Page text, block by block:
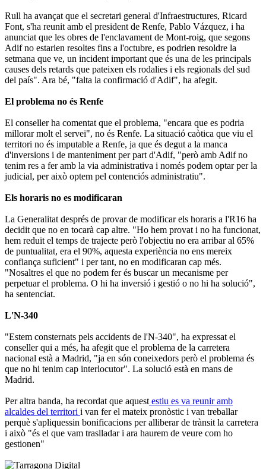
Rull ha avançat que el secretari general d'Infraestructures, Ricard
Font, s'ha reunit amb el president de Renfe, Pablo Vázquez, i ha
anunciat que les obres de l'enclavament de Mont-roig, que segons
Adif no estarien resoltes fins a l'octubre, es podrien resoldre la
setmana que ve, un incident important que és una de les principals
causes dels retards que pateixen els rodalies i els regionals del sud
del país". Ara bé, "falta la confirmació d'Adif", ha afegit.
El problema no és Renfe
El conseller ha comentat que el problema, "encara que es podria
millorar molt el servei", no és Renfe. La situació caòtica que viu el
territori no és imputable a Renfe, ja que és degut a la manca
d'inversions i de manteniment per part d'Adif, "però amb Adif no
tenim res a fer amb la via administrativa i només podem optar per la
judicial, per això optem pel contenciós administratiu".
Els horaris no es modificaran
La Generalitat després de provar de modificar els horaris a l'R16 ha
decidit que no en tocarà cap altre. "Ho hem provat i no ha funcionat,
hem reduït el temps de trajecte però l'objectiu no era arribar al 65%
de puntualitat, era el 90%, aquesta experiència no ens mereix
confiança suficient" i per tant, no en modificaran cap més.
"Nosaltres el que no podem fer és buscar un mecanisme per
perpetuar el problema. O hi ha inversió i gestió o no hi ha solució",
ha sentenciat.
L'N-340
"Estem consternats pels accidents de l'N-340", ha expressat el
conseller qui a més, ha afegit que el problema de la carretera
nacional està a Madrid, "ja en són coneixedors però el problema és
que no hi tenim cap interlocutor". La solució està en mans de
Madrid.
Per altra banda, ha recordat que aquest estiu es va reunir amb
alcaldes del territori i van fer el mateix pronòstic i van treballar
perquè s'apliquessin bonificacions per alliberar de trànsit la carretera
i això "és el que vam traslladar i ara haurem de veure com ho
gestionen"